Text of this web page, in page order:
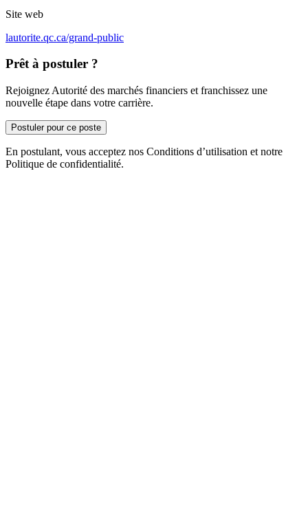
Site web
lautorite.qc.ca/grand-public
Prêt à postuler ?
Rejoignez Autorité des marchés financiers et franchissez une
nouvelle étape dans votre carrière.
Postuler pour ce poste
En postulant, vous acceptez nos Conditions d’utilisation et notre
Politique de confidentialité.